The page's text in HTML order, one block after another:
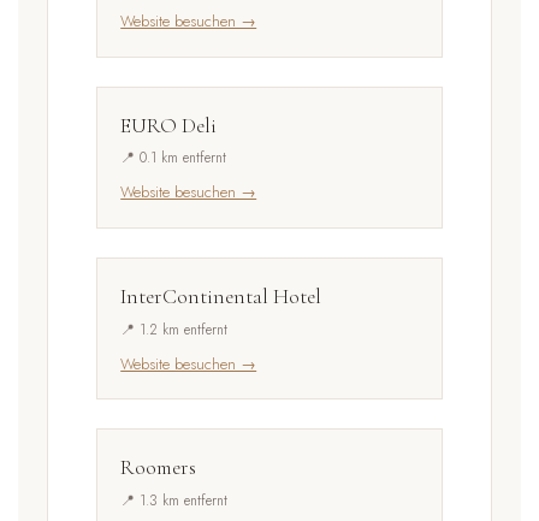
Website besuchen →
EURO Deli
📍 0.1 km entfernt
Website besuchen →
InterContinental Hotel
📍 1.2 km entfernt
Website besuchen →
Roomers
📍 1.3 km entfernt